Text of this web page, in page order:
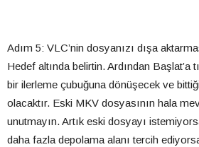
Adım 5: VLC’nin dosyanızı dışa
Hedef altında belirtin. Ardından Başlat’a
bir ilerleme çubuğuna dönüşecek ve
olacaktır. Eski MKV dosyasının hala
unutmayın. Artık eski dosyayı
daha fazla depolama alanı tercih